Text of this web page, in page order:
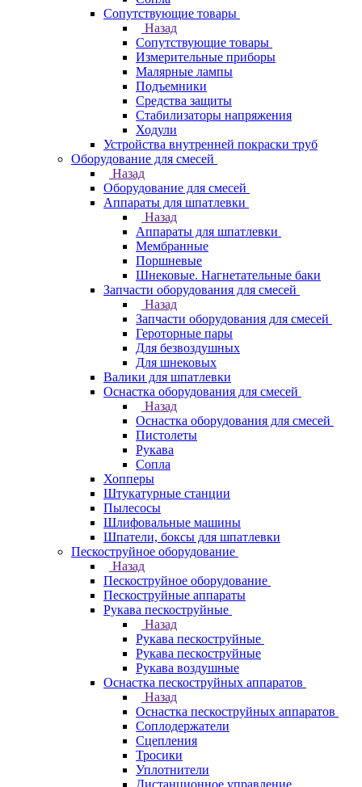
Сопутствующие товары
Назад
Сопутствующие товары
Измерительные приборы
Малярные лампы
Подъемники
Средства защиты
Стабилизаторы напряжения
Ходули
Устройства внутренней покраски труб
Оборудование для смесей
Назад
Оборудование для смесей
Аппараты для шпатлевки
Назад
Аппараты для шпатлевки
Мембранные
Поршневые
Шнековые. Нагнетательные баки
Запчасти оборудования для смесей
Назад
Запчасти оборудования для смесей
Героторные пары
Для безвоздушных
Для шнековых
Валики для шпатлевки
Оснастка оборудования для смесей
Назад
Оснастка оборудования для смесей
Пистолеты
Рукава
Сопла
Хопперы
Штукатурные станции
Пылесосы
Шлифовальные машины
Шпатели, боксы для шпатлевки
Пескоструйное оборудование
Назад
Пескоструйное оборудование
Пескоструйные аппараты
Рукава пескоструйные
Назад
Рукава пескоструйные
Рукава пескоструйные
Рукава воздушные
Оснастка пескоструйных аппаратов
Назад
Оснастка пескоструйных аппаратов
Соплодержатели
Сцепления
Тросики
Уплотнители
Дистанционное управление